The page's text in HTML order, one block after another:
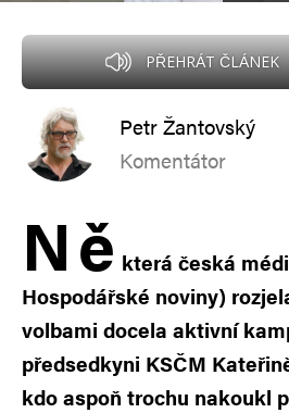
PŘEHRÁT ČLÁNEK
Petr Žantovský
Komentátor
Ně která česká
Hospodářské noviny)
volbami docela aktivní
předsedkyni KSČM
kdo aspoň trochu nakoukl